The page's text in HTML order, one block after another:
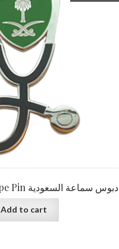
Saudi Stethoscope Pin دبوس سماعة السعودية
Add to cart